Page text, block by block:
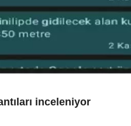
inceleniyor